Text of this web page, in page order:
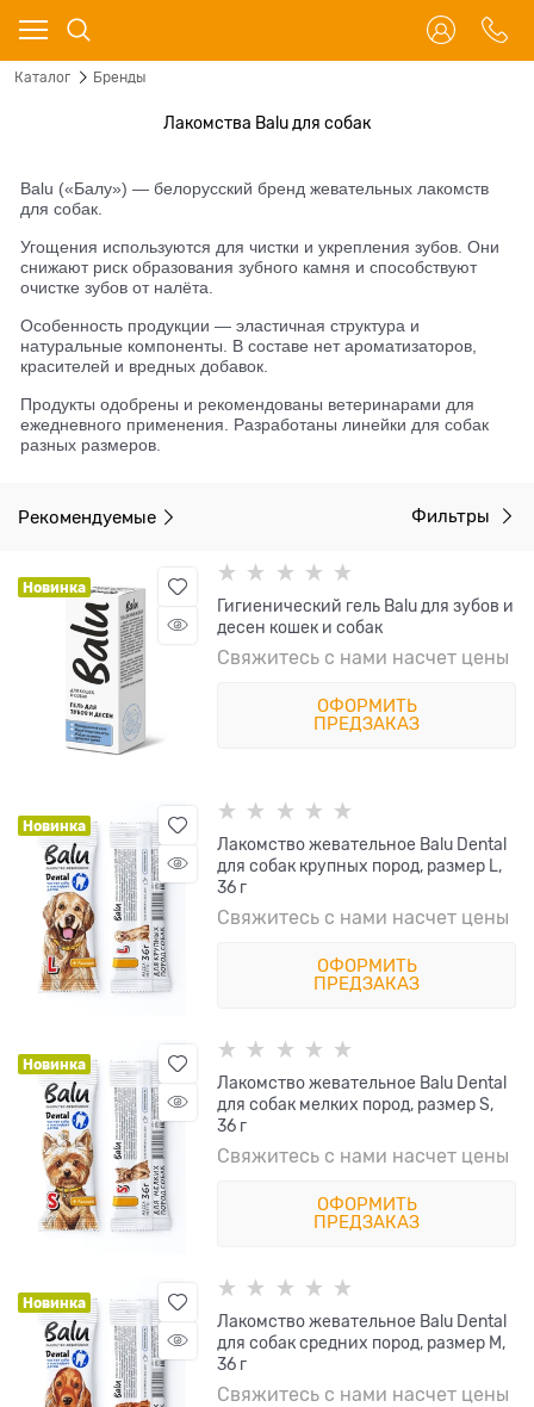
Каталог Бренды
Лакомства Balu для собак
Balu («Балу») — белорусский бренд жевательных лакомств
для собак.
Угощения используются для чистки и укрепления зубов. Они
снижают риск образования зубного камня и способствуют
очистке зубов от налёта.
Особенность продукции — эластичная структура и
натуральные компоненты. В составе нет ароматизаторов,
красителей и вредных добавок.
Продукты одобрены и рекомендованы ветеринарами для
ежедневного применения. Разработаны линейки для собак
разных размеров.
Рекомендуемые Фильтры
Новинка
Гигиенический гель Balu для зубов и
десен кошек и собак
Свяжитесь с нами насчет цены
ОФОРМИТЬ
ПРЕДЗАКАЗ
Новинка
Лакомство жевательное Balu Dental
для собак крупных пород, размер L,
36 г
Свяжитесь с нами насчет цены
ОФОРМИТЬ
ПРЕДЗАКАЗ
Новинка
Лакомство жевательное Balu Dental
для собак мелких пород, размер S,
36 г
Свяжитесь с нами насчет цены
ОФОРМИТЬ
ПРЕДЗАКАЗ
Новинка
Лакомство жевательное Balu Dental
для собак средних пород, размер M,
36 г
Свяжитесь с нами насчет цены